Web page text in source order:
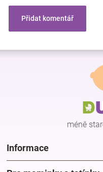
Přidat komentář
Z
méně
Informace